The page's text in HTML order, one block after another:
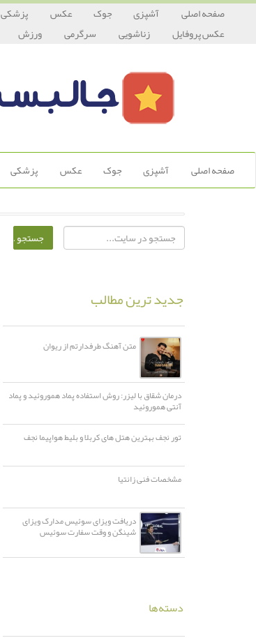
صفحه اصلی آشپزی جوک عکس پزشکی
عکس پروفایل
زناشویی سرگرمی ورزش
صفحه اصلی آشپزی جوک عکس پزشکی
جدید ترین مطالب
متن آهنگ طرفدارتم از ریوان
درمان شقاق با لیزر: روش استفاده پماد هموروئید و پماد
آنتی هموروئید
تور نجف بهترین هتل های کربلا و بلیط هواپیما نجف
مشخصات فنی زانتیا
دریافت ویزای سوئیس مدارک ویزای
شینگن و وقت سفارت سوئیس
دسته‌ها